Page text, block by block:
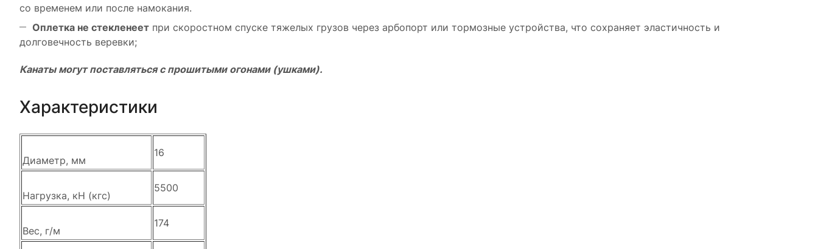
со временем или после намокания.
Оплетка не стекленеет при скоростном спуске тяжелых грузов через арбопорт или тормозные устройства, что сохраняет эластичность и
долговечность веревки;
Канаты могут поставляться с прошитыми огонами (ушками).
Характеристики
Диаметр, мм
16
Нагрузка, кН (кгс)
5500
Вес, г/м
174